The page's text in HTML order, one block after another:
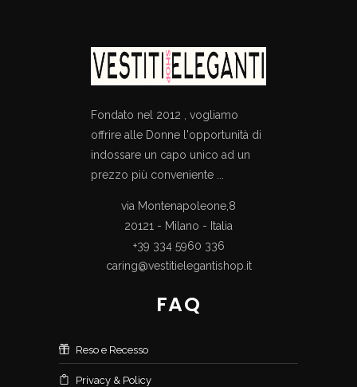
Fondato nel 2012 , vogliamo
offrire alle Donne l'opportunità di
indossare un capo unico ad un
prezzo più conveniente ...
via Montenapoleone,8
20121 - Milano - Italia
+39 334 5960 336
caring@vestitielegantishop.it
FAQ
Reso e Recesso
Privacy & Policy